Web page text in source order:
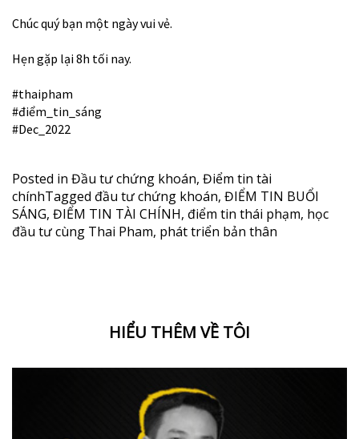
Chúc quý bạn một ngày vui vẻ.
Hẹn gặp lại 8h tối nay.
#thaipham
#điểm_tin_sáng
#Dec_2022
Posted in Đầu tư chứng khoán, Điểm tin tài
chínhTagged đầu tư chứng khoán, ĐIỂM TIN BUỔI
SÁNG, ĐIỂM TIN TÀI CHÍNH, điểm tin thái phạm, học
đầu tư cùng Thai Pham, phát triển bản thân
HIỂU THÊM VỀ TÔI